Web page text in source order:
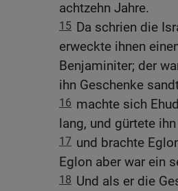
achtzehn Jahre.
15 Da schrien die
erweckte ihnen
Benjaminiter; der
ihn Geschenke
16 machte sich
lang, und gürtete
17 und brachte
Eglon aber war ein
18 Und als er die